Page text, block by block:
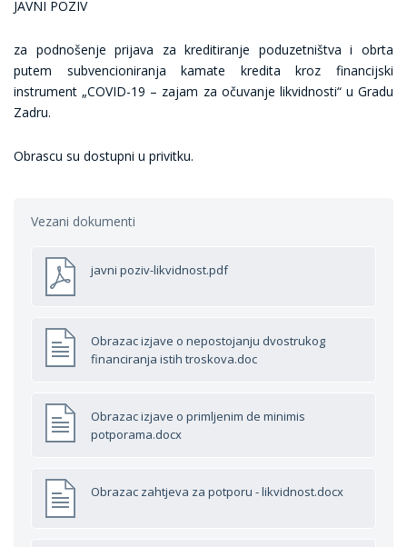
JAVNI POZIV
za podnošenje prijava za kreditiranje poduzetništva i obrta
putem subvencioniranja kamate kredita kroz financijski
instrument „COVID-19 – zajam za očuvanje likvidnosti“ u Gradu
Zadru.
Obrascu su dostupni u privitku.
Vezani dokumenti
javni poziv-likvidnost.pdf
Obrazac izjave o nepostojanju dvostrukog
financiranja istih troskova.doc
Obrazac izjave o primljenim de minimis
potporama.docx
Obrazac zahtjeva za potporu - likvidnost.docx